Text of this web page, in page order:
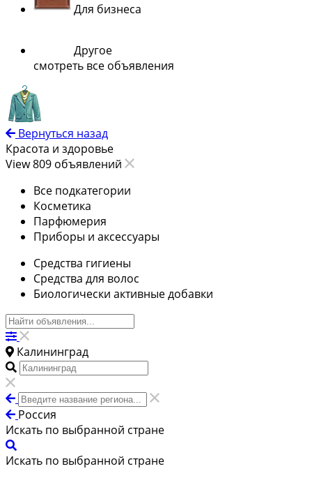
Для бизнеса
Другое
смотреть все объявления
Вернуться назад
Красота и здоровье
View 809 объявлений
Все подкатегории
Косметика
Парфюмерия
Приборы и аксессуары
Средства гигиены
Средства для волос
Биологически активные добавки
Калининград
Россия
Искать по выбранной стране
Искать по выбранной стране